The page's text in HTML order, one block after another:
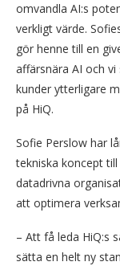
omvandla AI:s
verkligt värde.
gör henne till en
affärsnära AI och
kunder ytterligare
på HiQ.
Sofie Perslow har
tekniska koncept
datadrivna
att optimera
– Att få leda HiQ:s
sätta en helt ny